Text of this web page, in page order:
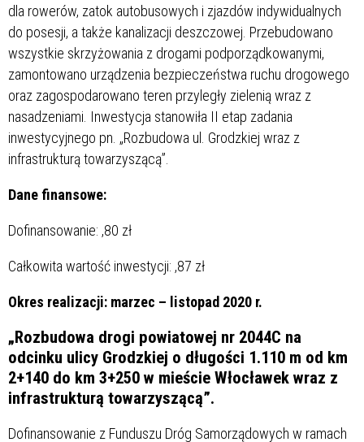
dla rowerów, zatok autobusowych i zjazdów indywidualnych
do posesji, a także kanalizacji deszczowej. Przebudowano
wszystkie skrzyżowania z drogami podporządkowanymi,
zamontowano urządzenia bezpieczeństwa ruchu drogowego
oraz zagospodarowano teren przyległy zielenią wraz z
nasadzeniami. Inwestycja stanowiła II etap zadania
inwestycyjnego pn. „Rozbudowa ul. Grodzkiej wraz z
infrastrukturą towarzyszącą”.
Dane finansowe:
Dofinansowanie: ,80 zł
Całkowita wartość inwestycji: ,87 zł
Okres realizacji: marzec – listopad 2020 r.
„Rozbudowa drogi powiatowej nr 2044C na
odcinku ulicy Grodzkiej o długości 1.110 m od km
2+140 do km 3+250 w mieście Włocławek wraz z
infrastrukturą towarzyszącą”.
Dofinansowanie z Funduszu Dróg Samorządowych w ramach